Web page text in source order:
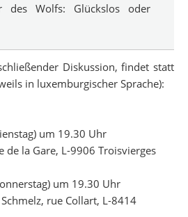
des Wolfs: Glückslos oder
Diskussion, findet statt
in luxemburgischer Sprache):
um 19.30 Uhr
de la Gare, L-9906 Troisvierges
um 19.30 Uhr
rue Collart, L-8414